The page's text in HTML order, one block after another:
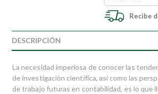
Recibe
DESCRIPCIÓN
La necesidad imperiosa de conocer las
de investigación científica, así como las
de trabajo futuras en contabilidad, es lo que